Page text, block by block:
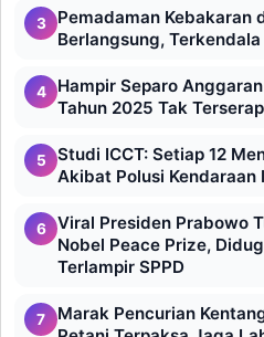
3
Pemadaman Kebakaran
Berlangsung,
4
Hampir Separo
Tahun 2025 Tak
5
Studi ICCT: Setiap 12
Akibat Polusi Kendaraan
6
Viral Presiden Prabowo
Nobel Peace Prize,
Terlampir SPPD
7
Marak Pencurian